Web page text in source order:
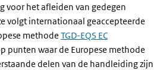
voor het afleiden van gedegen
volgt internationaal geaccepteerde
methode TGD-EQS EC
punten waar de Europese methode
delen van de handleiding zijn